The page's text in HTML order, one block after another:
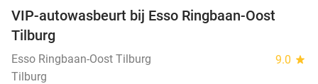
42%
VIP-autowasbeurt bij Esso Ringbaan-Oost
Tilburg
Esso Ringbaan-Oost Tilburg 9.0 star
Tilburg